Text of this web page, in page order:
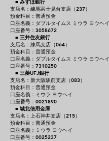
■ みずほ銀行
支店名：練馬富士見台支店（237）
預金科目：普通預金
口座名義：ダブルタイムス ミウラ ヨウヘイ
口座番号：3058672
■ 三井住友銀行
支店名：練馬支店（064）
預金科目：普通預金
口座名義：ダブルタイムス ミウラ ヨウヘイ
口座番号：7310250
■ 三菱UFJ銀行
支店名：新大阪駅前支店（083）
預金科目：普通預金
口座名義：ミウラ ヨウヘイ
口座番号：0021890
■ 城北信用金庫
支店名：上石神井支店（215）
預金科目：普通預金
口座名義：ミウラ ヨウヘイ
口座番号：0025237